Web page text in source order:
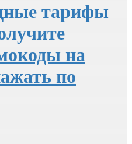
тарифы
на
по